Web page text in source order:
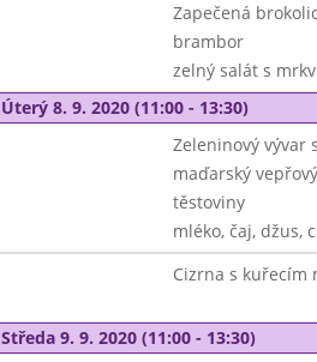
Zapečená
brambor
zelný salát s
Úterý 8. 9. 2020 (11:00 - 13:30)
Zeleninový vývar
maďarský
těstoviny
mléko, čaj, džus,
Cizrna s kuřecím
Středa 9. 9. 2020 (11:00 - 13:30)